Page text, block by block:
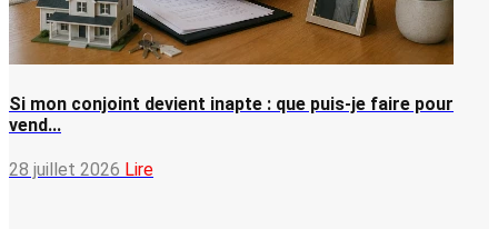
Si mon conjoint devient inapte : que puis-je faire pour
vend...
28 juillet 2026 Lire